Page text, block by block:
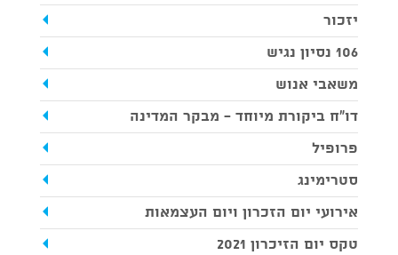
יזכור
106 נסיון נגיש
משאבי אנוש
דו"ח ביקורת מיוחד - מבקר המדינה
פרופיל
סטרימינג
אירועי יום הזכרון ויום העצמאות
טקס יום הזיכרון 2021